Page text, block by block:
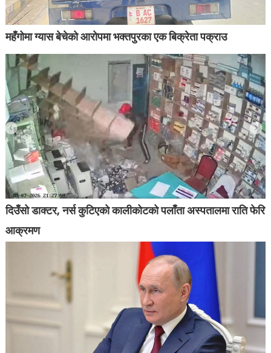
महँगोमा ग्यास बेचेको आरोपमा भक्तपुरका एक बिक्रेता पक्राउ
दिउँसो डाक्टर, नर्स कुटिएको कालीकोटको पलाँता अस्पतालमा राति फेरि
आक्रमण